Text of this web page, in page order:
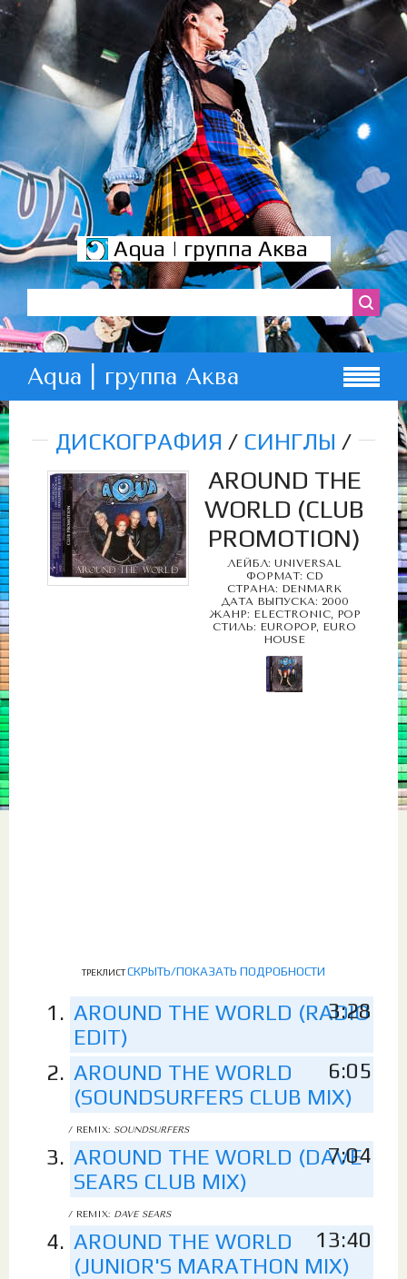
Aqua | группа Аква
Aqua | группа Аква
ДИСКОГРАФИЯ / СИНГЛЫ /
AROUND THE
WORLD (CLUB
PROMOTION)
ЛЕЙБЛ: UNIVERSAL
ФОРМАТ: CD
СТРАНА: DENMARK
ДАТА ВЫПУСКА: 2000
ЖАНР: ELECTRONIC, POP
СТИЛЬ: EUROPOP, EURO
HOUSE
ТРЕКЛИСТСКРЫТЬ/ПОКАЗАТЬ ПОДРОБНОСТИ
AROUND THE WORLD (RADIO
EDIT)
3:28
AROUND THE WORLD
(SOUNDSURFERS CLUB MIX)
6:05
/ REMIX: SOUNDSURFERS
AROUND THE WORLD (DAVE
SEARS CLUB MIX)
7:04
/ REMIX: DAVE SEARS
AROUND THE WORLD
(JUNIOR'S MARATHON MIX)
13:40